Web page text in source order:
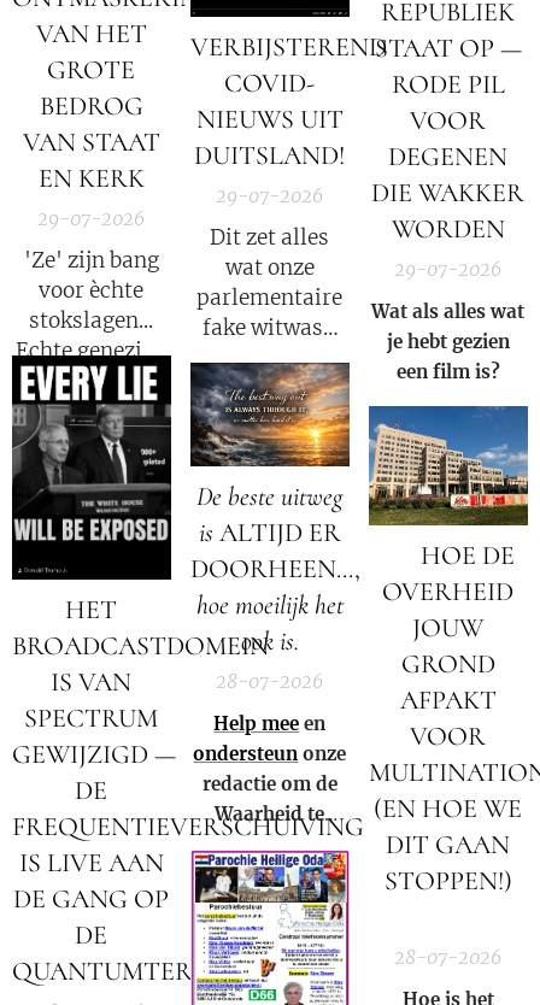
REPUBLIEK
STAAT OP —
RODE PIL
VOOR
DEGENEN
DIE WAKKER
WORDEN
29-07-2026
Wat als alles wat
je hebt gezien
een film is?
VAN HET
GROTE
BEDROG
VAN STAAT
EN KERK
29-07-2026
'Ze' zijn bang
voor èchte
stokslagen...
Echte genezing
laat emoties
stromen. We
mogen niet
langer meer
zwijgen!
VERBIJSTEREND
COVID-
NIEUWS UIT
DUITSLAND!
29-07-2026
Dit zet alles
wat onze
parlementaire
fake witwas-
enquete tot nu
toe heeft
gedaan
opnieuw
kop!
🚨 HOE DE
OVERHEID
JOUW
GROND
AFPAKT
VOOR
(EN HOE WE
DIT GAAN
STOPPEN!)
28-07-2026
Hoe is het
HET
BROADCASTDOMEIN
IS VAN
SPECTRUM
GEWIJZIGD —
DE
FREQUENTIEVERSCHUIVING
IS LIVE AAN
DE GANG OP
DE
QUANTUMTERMINALS
De beste uitweg
is ALTIJD ER
DOORHEEN...,
hoe moeilijk het
ook is.
28-07-2026
Help mee en
ondersteun onze
redactie om de
Waarheid te
kunnen blijven
verspreiden in
Nederland,
België en in de
rest van de
wereld.